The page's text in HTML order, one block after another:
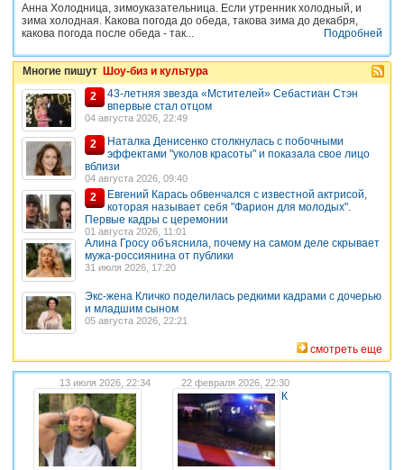
Анна Холодница, зимоуказательница. Если утренник холодный, и
зима холодная. Какова погода до обеда, такова зима до декабря,
какова погода после обеда - так...
Подробней
Многие пишут Шоу-биз и культура
2
43-летняя звезда «Мстителей» Себастиан Стэн
впервые стал отцом
04 августа 2026, 22:49
2
Наталка Денисенко столкнулась с побочными
эффектами "уколов красоты" и показала свое лицо
вблизи
04 августа 2026, 09:40
2
Евгений Карась обвенчался с известной актрисой,
которая называет себя "Фарион для молодых".
Первые кадры с церемонии
01 августа 2026, 11:01
Алина Гросу объяснила, почему на самом деле скрывает
мужа-россиянина от публики
31 июля 2026, 17:20
Экс-жена Кличко поделилась редкими кадрами с дочерью
и младшим сыном
05 августа 2026, 22:21
смотреть еще
13 июля 2026, 22:34 22 февраля 2026, 22:30
К